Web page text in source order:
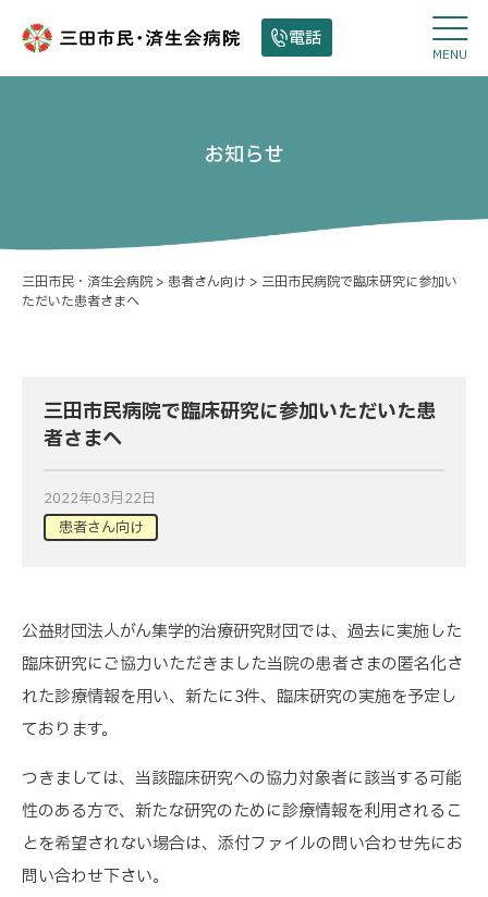
MENU
電話
お知らせ
三田市民・済生会病院 > 患者さん向け > 三田市民病院で臨床研究に参加い
ただいた患者さまへ
三田市民病院で臨床研究に参加いただいた患
者さまへ
2022年03月22日
患者さん向け
公益財団法人がん集学的治療研究財団では、過去に実施した
臨床研究にご協力いただきました当院の患者さまの匿名化さ
れた診療情報を用い、新たに3件、臨床研究の実施を予定し
ております。
つきましては、当該臨床研究への協力対象者に該当する可能
性のある方で、新たな研究のために診療情報を利用されるこ
とを希望されない場合は、添付ファイルの問い合わせ先にお
問い合わせ下さい。